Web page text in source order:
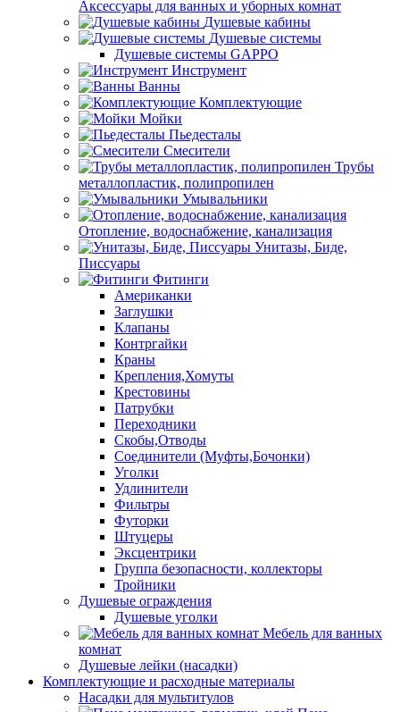
Аксессуары для ванных и уборных комнат
Душевые кабины
Душевые системы
Душевые системы GAPPO
Инструмент
Ванны
Комплектующие
Мойки
Пьедесталы
Смесители
Трубы
металлопластик, полипропилен
Умывальники
Отопление, водоснабжение, канализация
Унитазы, Биде,
Писсуары
Фитинги
Американки
Заглушки
Клапаны
Контргайки
Краны
Крепления,Хомуты
Крестовины
Патрубки
Переходники
Скобы,Отводы
Соединители (Муфты,Бочонки)
Уголки
Удлинители
Фильтры
Футорки
Штуцеры
Эксцентрики
Группа безопасности, коллекторы
Тройники
Душевые ограждения
Душевые уголки
Мебель для ванных
комнат
Душевые лейки (насадки)
Комплектующие и расходные материалы
Насадки для мультитулов